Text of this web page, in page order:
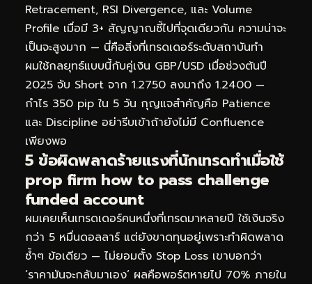
Retracement, RSI Divergence, และ Volume
Profile เมื่อมี 3+ สัญญาณชี้ไปที่จุดเดียวกัน ความน่าจะ
เป็นจะสูงมาก — นี่คือสิ่งที่เทรดเดอร์ระดับสถาบันทำ
ผมใช้กลยุทธ์แบบนี้กับคู่เงิน GBP/USD เมื่อช่วงต้นปี
2025 จับ Short จาก 1.2750 ลงมาถึง 1.2400 —
กำไร 350 pip ใน 5 วัน กุญแจสำคัญคือ Patience
และ Discipline อย่ารีบเข้าถ้ายังไม่มี Confluence
เพียงพอ
5 ข้อผิดพลาดร้ายแรงที่นักเทรดทำเมื่อใช้
prop firm how to pass challenge
funded account
ผมเคยเห็นเทรดเดอร์คนหนึ่งที่เทรดมาหลายปี ใช้เงินจริง
กว่า 5 หมื่นดอลลาร์ แต่ยังขาดทุนอยู่เพราะทำผิดพลาด
ซ้ำๆ ข้อเดียว — ไม่ยอมตั้ง Stop Loss เขาบอกว่า
‘ราคามันจะกลับมาเอง’ ผลคือพอร์ตหายไป 70% ภายใน